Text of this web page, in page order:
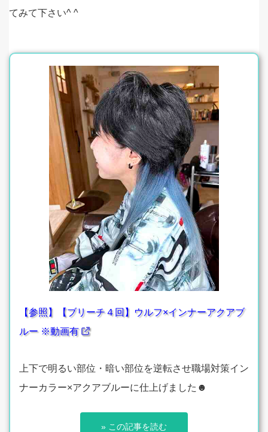
てみて下さい^ ^
【参照】【ブリーチ４回】ウルフ×インナーアクアブ
ルー ※動画有
上下で明るい部位・暗い部位を逆転させ職場対策イン
ナーカラー×アクアブルーに仕上げました☻
» この記事を読む